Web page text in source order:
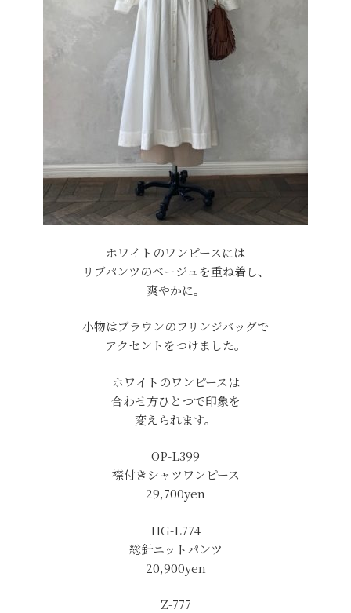
ホワイトのワンピースには
リブパンツのベージュを重ね着し、
爽やかに。
小物はブラウンのフリンジバッグで
アクセントをつけました。
ホワイトのワンピースは
合わせ方ひとつで印象を
変えられます。
OP-L399
襟付きシャツワンピース
29,700yen
HG-L774
総針ニットパンツ
20,900yen
Z-777